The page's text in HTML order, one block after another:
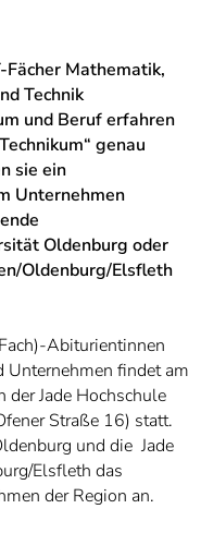
Key
Fächer Mathematik,
Technik
und Beruf erfahren
genau
sie ein
Unternehmen
Oldenburg oder
Oldenburg/Elsfleth
Abiturientinnen
Unternehmen findet am
Jade Hochschule
Straße 16) statt.
und die Jade
Elsfleth das
der Region an.